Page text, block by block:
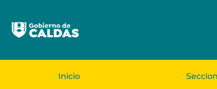
Inicio